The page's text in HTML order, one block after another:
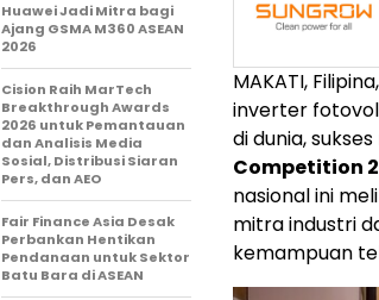
MAKATI, Filipina,
inverter
di dunia,
Competition
nasional ini
mitra industri
kemampuan
Huawei Jadi Mitra bagi
Ajang GSMA M360 ASEAN
2026
Cision Raih MarTech
Breakthrough Awards
2026 untuk Pemantauan
dan Analisis Media
Sosial, Distribusi Siaran
Pers, dan AEO
Fair Finance Asia Desak
Perbankan Hentikan
Pendanaan untuk Sektor
Batu Bara di ASEAN